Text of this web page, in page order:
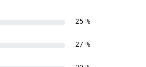
25 %
27 %